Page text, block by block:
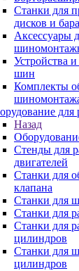
Станки для
дисков и
Аксессуары
Устройства
шин
Комплекты
для
Назад
Стенды для
двигателей
Станки для
клапана
Станки для
Станки для
Станки для
цилиндров
Станки для
цилиндров